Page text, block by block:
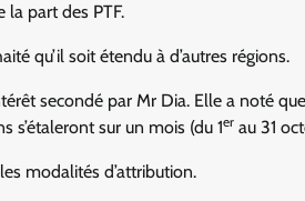
la part des PTF.
qu’il soit étendu à d’autres régions.
secondé par Mr Dia. Elle a noté
sur un mois (du 1er au 31
modalités d’attribution.